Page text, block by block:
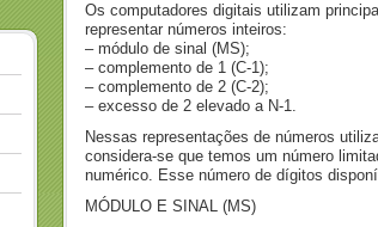
Os computadores digitais utilizam
representar números inteiros:
– módulo de sinal (MS);
– complemento de 1 (C-1);
– complemento de 2 (C-2);
– excesso de 2 elevado a N-1.
Nessas representações de números
considera-se que temos um número
numérico. Esse número de dígitos
MÓDULO E SINAL (MS)